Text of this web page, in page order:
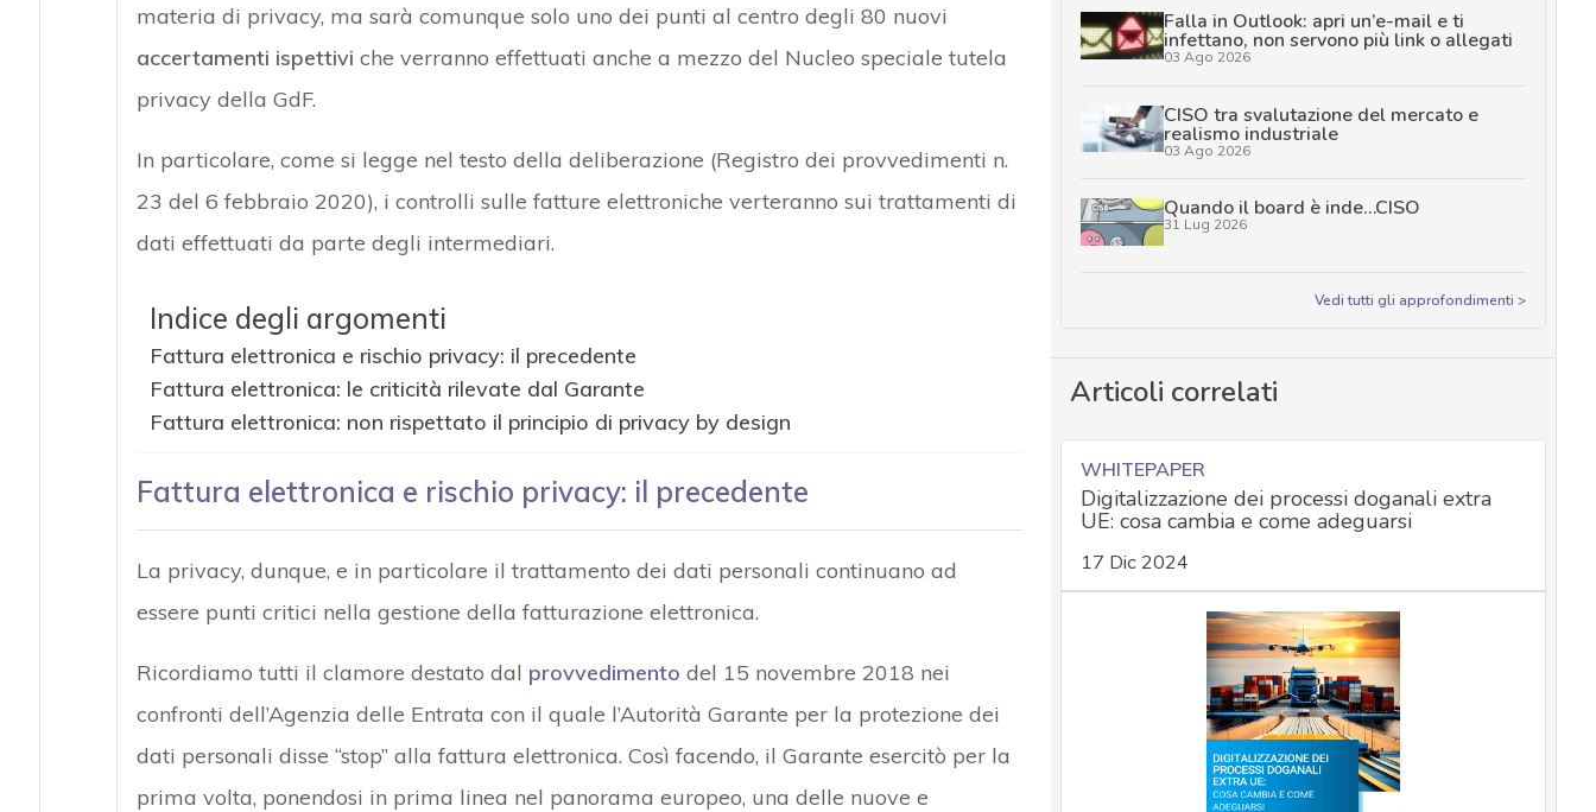
materia di privacy, ma sarà comunque solo uno dei punti al centro degli 80 nuovi
accertamenti ispettivi che verranno effettuati anche a mezzo del Nucleo speciale tutela
privacy della GdF.
In particolare, come si legge nel testo della deliberazione (Registro dei provvedimenti n.
23 del 6 febbraio 2020), i controlli sulle fatture elettroniche verteranno sui trattamenti di
dati effettuati da parte degli intermediari.
Indice degli argomenti
Fattura elettronica e rischio privacy: il precedente
Fattura elettronica: le criticità rilevate dal Garante
Fattura elettronica: non rispettato il principio di privacy by design
Fattura elettronica e rischio privacy: il precedente
La privacy, dunque, e in particolare il trattamento dei dati personali continuano ad
essere punti critici nella gestione della fatturazione elettronica.
Ricordiamo tutti il clamore destato dal provvedimento del 15 novembre 2018 nei
confronti dell’Agenzia delle Entrata con il quale l’Autorità Garante per la protezione dei
dati personali disse “stop” alla fattura elettronica. Così facendo, il Garante esercitò per la
prima volta, ponendosi in prima linea nel panorama europeo, una delle nuove e
Falla in Outlook: apri un’e-mail e ti
infettano, non servono più link o allegati
03 Ago 2026
CISO tra svalutazione del mercato e
realismo industriale
03 Ago 2026
Quando il board è inde…CISO
31 Lug 2026
Vedi tutti gli approfondimenti >
Articoli correlati
WHITEPAPER
Digitalizzazione dei processi doganali extra
UE: cosa cambia e come adeguarsi
17 Dic 2024